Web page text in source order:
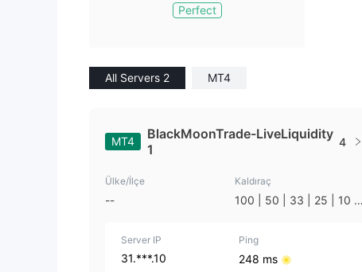
Perfect
All Servers 2 MT4
MT4
BlackMoonTrade-LiveLiquidity
1
4
Ülke/İlçe
--
Kaldıraç
100 | 50 | 33 | 25 | 10 |
Server IP
31.***.10
Ping
248 ms